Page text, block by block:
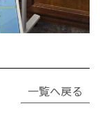
一覧へ戻る